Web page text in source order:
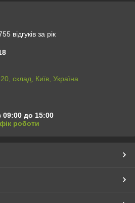
відгуків за рік
склад, Київ, Україна
09:00 до 15:00
роботи